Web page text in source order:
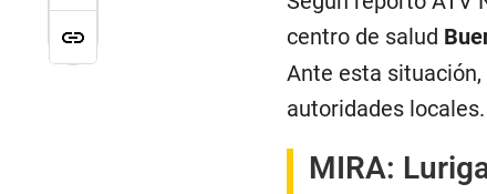
centro de salud
Ante esta
autoridades locales.
MIRA: